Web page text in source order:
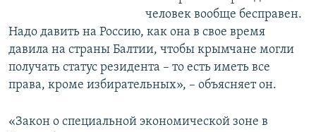
человек вообще бесправен.
Надо давить на Россию, как она в свое время
давила на страны Балтии, чтобы крымчане могли
получать статус резидента – то есть иметь все
права, кроме избирательных», – объясняет он.
«Закон о специальной экономической зоне в